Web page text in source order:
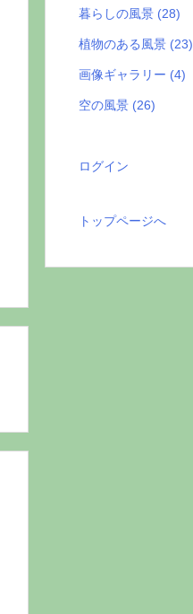
暮らしの風景 (28)
植物のある風景 (23)
画像ギャラリー (4)
空の風景 (26)
ログイン
トップページへ